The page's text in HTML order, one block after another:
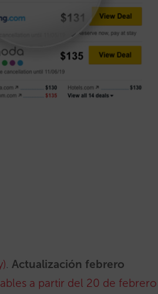
. Actualización febrero
a partir del 20 de febrero